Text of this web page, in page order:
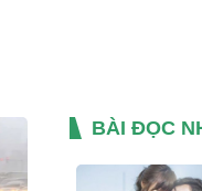
BÀI ĐỌC